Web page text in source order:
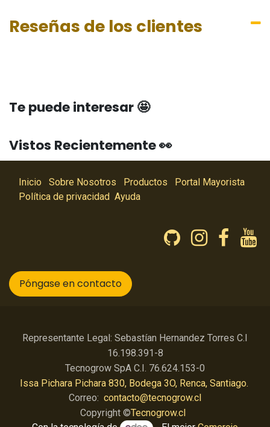
Reseñas de los clientes
Te puede interesar 🤩
Vistos Recientemente 👀
Inicio Sobre Nosotros Productos
Portal Mayorista
Política de privacidad Ayuda
Póngase en contacto
Representante Legal: Sebastían Hernandez Torres C.I
16.198.391-8
Tecnogrow SpA C.I. 76.624.153-0
Issa Pichara Pichara 830, Bodega 3O, Renca, Santiago.
Correo: contacto@tecnogrow.cl
Copyright ©Tecnogrow.cl